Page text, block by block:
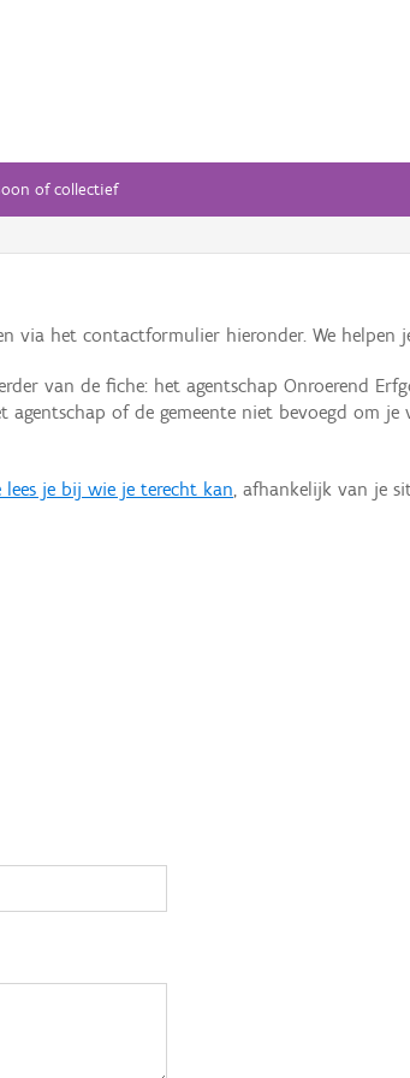
of collectief
via het contactformulier hieronder. We helpen
van de fiche: het agentschap Onroerend
of de gemeente niet bevoegd om je
lees je bij wie je terecht kan, afhankelijk van je